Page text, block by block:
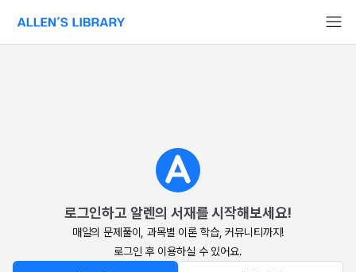
알렌의 서재 홈페이지로 이동
로그인하고 알렌의 서재를 시작해보세요!
매일의 문제풀이, 과목별 이론 학습, 커뮤니티까지!
로그인 후 이용하실 수 있어요.